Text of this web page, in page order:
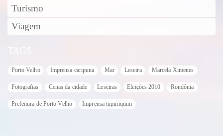
Turismo
Viagem
Porto Velho Imprensa caripuna Mar Leseira Marcela Ximenes
Fotografias Cenas da cidade Leseiras Eleições 2010 Rondônia
Prefeitura de Porto Velho Imprensa tupiniquim